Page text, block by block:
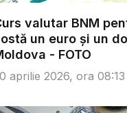
valutar BNM
un euro și un
- FOTO
aprilie 2026, ora 08:13